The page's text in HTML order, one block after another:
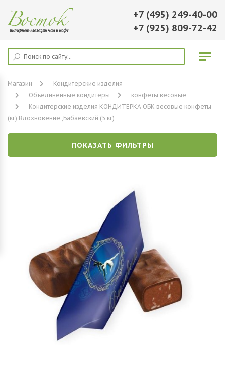
+7 (495) 249-40-00
+7 (925) 809-72-42
Магазин
Кондитерские изделия
Объединенные кондитеры
конфеты весовые
Кондитерские изделия КОНДИТЕРКА ОБК весовые конфеты
(кг) Вдохновение ,Бабаевский (5 кг)
ПОКАЗАТЬ ФИЛЬТРЫ